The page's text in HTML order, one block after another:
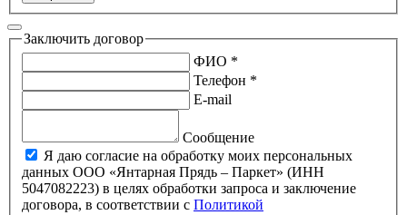
Заключить договор
ФИО *
Телефон *
E-mail
Сообщение
Я даю согласие на обработку моих персональных
данных ООО «Янтарная Прядь – Паркет» (ИНН
5047082223) в целях обработки запроса и заключение
договора, в соответствии с Политикой